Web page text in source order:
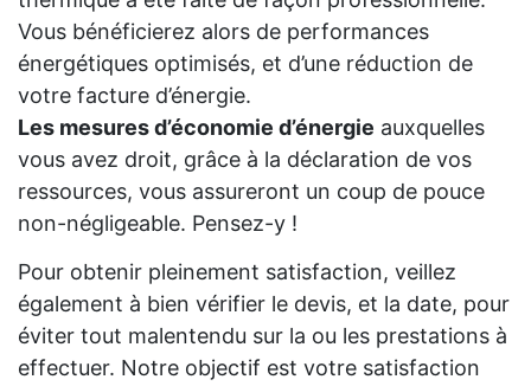
Vous bénéficierez alors de performances
énergétiques optimisés, et d’une réduction de
votre facture d’énergie.
Les mesures d’économie d’énergie auxquelles
vous avez droit, grâce à la déclaration de vos
ressources, vous assureront un coup de pouce
non-négligeable. Pensez-y !
Pour obtenir pleinement satisfaction, veillez
également à bien vérifier le devis, et la date, pour
éviter tout malentendu sur la ou les prestations à
effectuer. Notre objectif est votre satisfaction